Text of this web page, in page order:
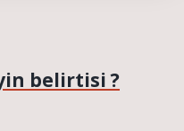
belirtisi ?